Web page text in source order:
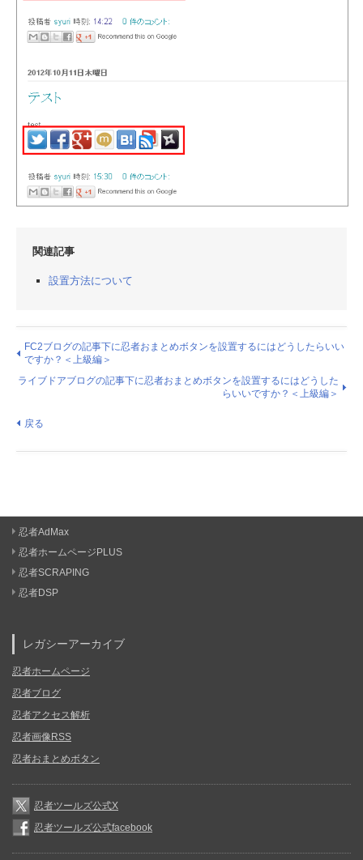
関連記事
設置方法について
FC2ブログの記事下に忍者おまとめボタンを設置するにはどうしたらいい
ですか？＜上級編＞
ライブドアブログの記事下に忍者おまとめボタンを設置するにはどうした
らいいですか？＜上級編＞
戻る
忍者AdMax
忍者ホームページPLUS
忍者SCRAPING
忍者DSP
レガシーアーカイブ
忍者ホームページ
忍者ブログ
忍者アクセス解析
忍者画像RSS
忍者おまとめボタン
忍者ツールズ公式X
忍者ツールズ公式facebook